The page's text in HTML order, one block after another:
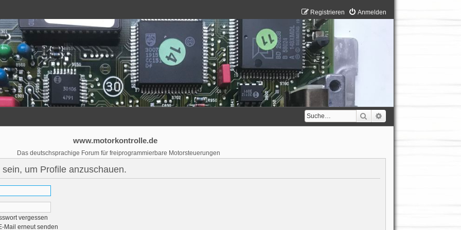
Anmelden
Registrieren
Suche
www.motorkontrolle.de
Das deutschsprachige Forum für freiprogrammierbare Motorsteuerungen
um Profile anzuschauen.
vergessen
Mail erneut senden